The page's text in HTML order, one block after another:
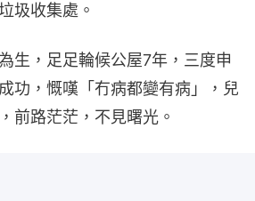
圾收集處。
生，足足輪候公屋7年，三度申
功，慨嘆「冇病都變有病」，兒
前路茫茫，不見曙光。